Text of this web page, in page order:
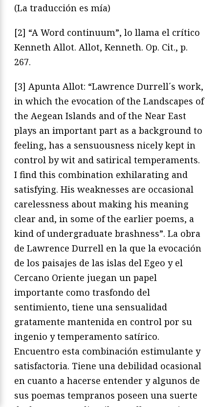
(La traducción es mía)
[2] “A Word continuum”, lo llama el crítico
Kenneth Allot. Allot, Kenneth. Op. Cit., p.
267.
[3] Apunta Allot: “Lawrence Durrell´s work,
in which the evocation of the Landscapes of
the Aegean Islands and of the Near East
plays an important part as a background to
feeling, has a sensuousness nicely kept in
control by wit and satirical temperaments.
I find this combination exhilarating and
satisfying. His weaknesses are occasional
carelessness about making his meaning
clear and, in some of the earlier poems, a
kind of undergraduate brashness”. La obra
de Lawrence Durrell en la que la evocación
de los paisajes de las islas del Egeo y el
Cercano Oriente juegan un papel
importante como trasfondo del
sentimiento, tiene una sensualidad
gratamente mantenida en control por su
ingenio y temperamento satírico.
Encuentro esta combinación estimulante y
satisfactoria. Tiene una debilidad ocasional
en cuanto a hacerse entender y algunos de
sus poemas tempranos poseen una suerte